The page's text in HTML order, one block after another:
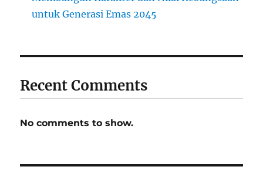
untuk Generasi Emas 2045
Recent Comments
No comments to show.